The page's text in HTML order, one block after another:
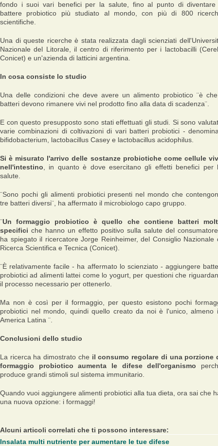
fondo i suoi vari benefici per la salute, fino al punto di diventare
battere probiotico più studiato al mondo, con più di 800
scientifiche.
Una di queste ricerche è stata realizzata dagli scienziati
Nazionale del Litorale, il centro di riferimento per i lactobacilli
Conicet) e un'azienda di latticini argentina.
In cosa consiste lo studio
Una delle condizioni che deve avere un alimento probiotico ¨è
batteri devono rimanere vivi nel prodotto fino alla data di scadenza¨.
E con questo presupposto sono stati effettuati gli studi. Si sono
varie combinazioni di coltivazioni di vari batteri probiotici -
bifidobacterium, lactobacillus Casey e lactobacillus acidophilus.
Si è misurato l'arrivo delle sostanze probiotiche come cellule
nell'intestino , in quanto è dove esercitano gli effetti benefici per
salute.
¨Sono pochi gli alimenti probiotici presenti nel mondo che
tre batteri diversi¨, ha affermato il microbiologo capo gruppo.
¨Un formaggio probiotico è quello che contiene batteri
specifici che hanno un effetto positivo sulla salute del consumatore
ha spiegato il ricercatore Jorge Reinheimer, del Consiglio Nazionale
Ricerca Scientifica e Tecnica (Conicet).
¨È relativamente facile - ha affermato lo scienziato - aggiungere
probiotici ad alimenti lattei come lo yogurt, per questioni che
il processo necessario per ottenerlo.
Ma non è così per il formaggio, per questo esistono pochi
probiotici nel mondo, quindi quello creato da noi è l'unico, almeno
America Latina ¨.
Conclusioni dello studio
La ricerca ha dimostrato che il consumo regolare di una porzione
formaggio probiotico aumenta le difese dell'organismo
produce grandi stimoli sul sistema immunitario.
Quando vuoi aggiungere alimenti probiotici alla tua dieta, ora sai che
una nuova opzione: i formaggi!
Alcuni articoli correlati che ti possono interessare:
Insalata multi nutriente per aumentare le tue difese